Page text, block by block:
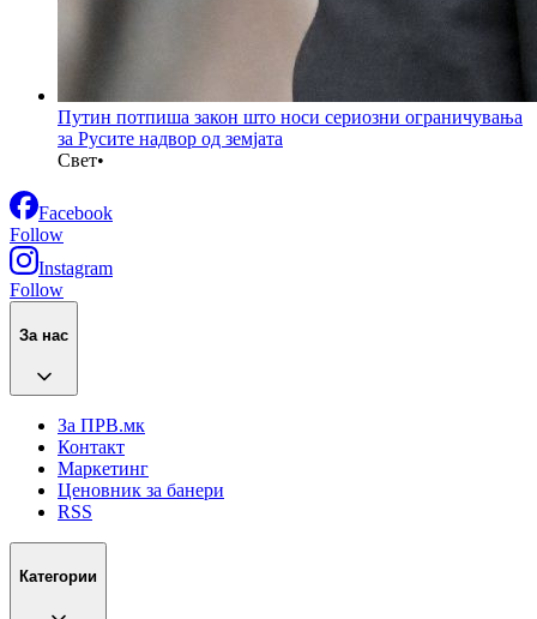
Путин потпиша закон што носи сериозни ограничувања
за Русите надвор од земјата
Свет•
Facebook
Follow
Instagram
Follow
За нас
За ПРВ.мк
Контакт
Маркетинг
Ценовник за банери
RSS
Категории